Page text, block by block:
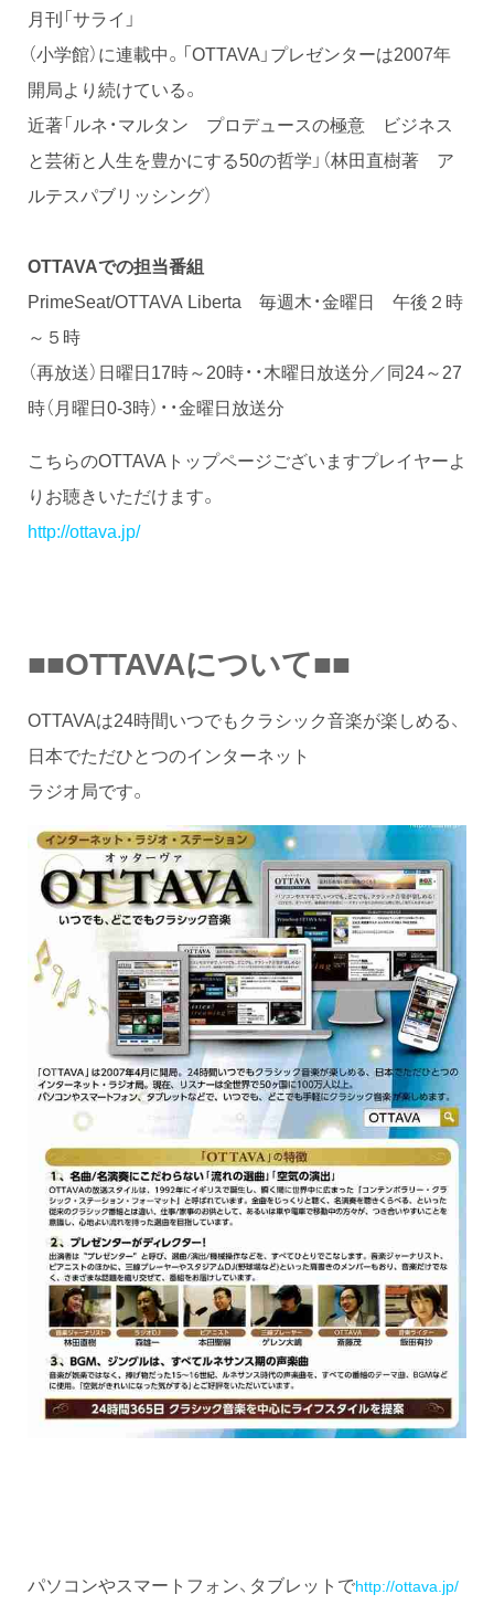
月刊「サライ」
（小学館）に連載中。「OTTAVA」プレゼンターは2007年
開局より続けている。
近著「ルネ・マルタン プロデュースの極意 ビジネス
と芸術と人生を豊かにする50の哲学」（林田直樹著 ア
ルテスパブリッシング）
OTTAVAでの担当番組
PrimeSeat/OTTAVA Liberta 毎週木・金曜日 午後２時
～５時
（再放送）日曜日17時～20時・・木曜日放送分／同24～27
時（月曜日0-3時）・・金曜日放送分
こちらのOTTAVAトップページございますプレイヤーよ
りお聴きいただけます。
http://ottava.jp/
■■OTTAVAについて■■
OTTAVAは24時間いつでもクラシック音楽が楽しめる、
日本でただひとつのインターネット
ラジオ局です。
パソコンやスマートフォン、タブレットでhttp://ottava.jp/